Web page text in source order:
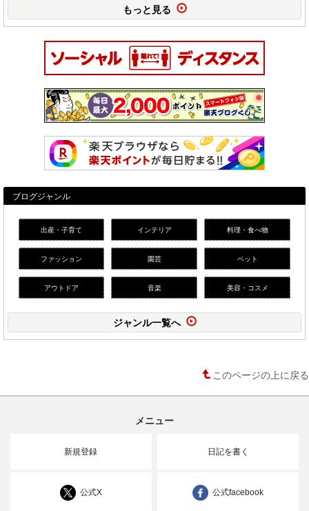
もっと見る
ブログジャンル
出産・子育て インテリア 料理・食べ物
ファッション 園芸 ペット
アウトドア 音楽 美容・コスメ
ジャンル一覧へ
このページの上に戻る
メニュー
新規登録 日記を書く
公式X 公式facebook